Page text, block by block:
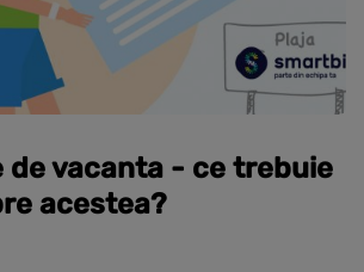
de vacanta - ce trebuie
acestea?